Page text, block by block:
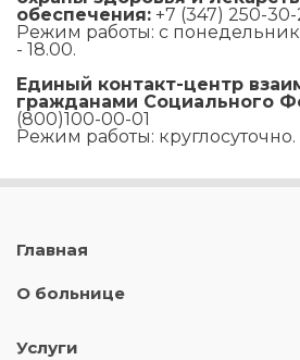
обеспечения: +7 (347) 250-30-
Режим работы: с
- 18.00.
Единый контакт-центр
гражданами Социального
(800)100-00-01
Режим работы: круглосуточно.
Главная
О больнице
Услуги